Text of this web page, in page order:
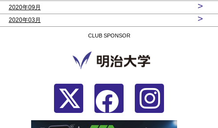
2020年09月 >
2020年03月 >
CLUB SPONSOR